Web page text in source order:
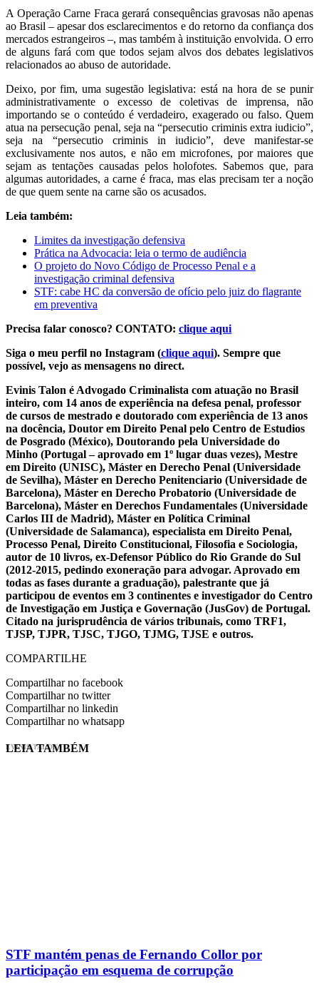
A Operação Carne Fraca gerará consequências gravosas não apenas
ao Brasil – apesar dos esclarecimentos e do retorno da confiança dos
mercados estrangeiros –, mas também à instituição envolvida. O erro
de alguns fará com que todos sejam alvos dos debates legislativos
relacionados ao abuso de autoridade.
Deixo, por fim, uma sugestão legislativa: está na hora de se punir
administrativamente o excesso de coletivas de imprensa, não
importando se o conteúdo é verdadeiro, exagerado ou falso. Quem
atua na persecução penal, seja na “persecutio criminis extra iudicio”,
seja na “persecutio criminis in iudicio”, deve manifestar-se
exclusivamente nos autos, e não em microfones, por maiores que
sejam as tentações causadas pelos holofotes. Sabemos que, para
algumas autoridades, a carne é fraca, mas elas precisam ter a noção
de que quem sente na carne são os acusados.
Leia também:
Limites da investigação defensiva
Prática na Advocacia: leia o termo de audiência
O projeto do Novo Código de Processo Penal e a
investigação criminal defensiva
STF: cabe HC da conversão de ofício pelo juiz do flagrante
em preventiva
Precisa falar conosco? CONTATO: clique aqui
Siga o meu perfil no Instagram (clique aqui). Sempre que
possível, vejo as mensagens no direct.
Evinis Talon é Advogado Criminalista com atuação no Brasil
inteiro, com 14 anos de experiência na defesa penal, professor
de cursos de mestrado e doutorado com experiência de 13 anos
na docência, Doutor em Direito Penal pelo Centro de Estudios
de Posgrado (México), Doutorando pela Universidade do
Minho (Portugal – aprovado em 1º lugar duas vezes), Mestre
em Direito (UNISC), Máster en Derecho Penal (Universidade
de Sevilha), Máster en Derecho Penitenciario (Universidade de
Barcelona), Máster en Derecho Probatorio (Universidade de
Barcelona), Máster en Derechos Fundamentales (Universidade
Carlos III de Madrid), Máster en Política Criminal
(Universidade de Salamanca), especialista em Direito Penal,
Processo Penal, Direito Constitucional, Filosofia e Sociologia,
autor de 10 livros, ex-Defensor Público do Rio Grande do Sul
(2012-2015, pedindo exoneração para advogar. Aprovado em
todas as fases durante a graduação), palestrante que já
participou de eventos em 3 continentes e investigador do Centro
de Investigação em Justiça e Governação (JusGov) de Portugal.
Citado na jurisprudência de vários tribunais, como TRF1,
TJSP, TJPR, TJSC, TJGO, TJMG, TJSE e outros.
COMPARTILHE
Compartilhar no facebook
Compartilhar no twitter
Compartilhar no linkedin
Compartilhar no whatsapp
EVINIS TALON
LEIA TAMBÉM
STF mantém penas de Fernando Collor por
participação em esquema de corrupção